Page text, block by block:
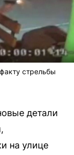
стрельбы
детали
на улице